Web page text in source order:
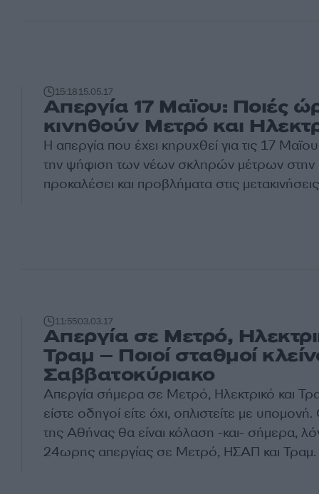
15:1815.05.17
Απεργία 17 Μαϊου: Ποιές
κινηθούν Μετρό και
Η απεργία που έχει κηρυχθεί για τις 17
την ψήφιση των νέων σκληρών μέτρων
προκαλέσει και προβλήματα στις
11:5503.03.17
Απεργία σε Μετρό,
Τραμ – Ποιοί σταθμοί
Σαββατοκύριακο
Απεργία σήμερα σε Μετρό, Ηλεκτρικό και
είστε οδηγοί είτε όχι, οπλιστείτε με
της Αθήνας θα είναι κόλαση -και- σήμερα,
24ωρης απεργίας σε Μετρό, ΗΣΑΠ και Τραμ.